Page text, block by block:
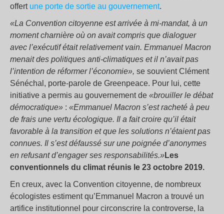
offert une porte de sortie au gouvernement.
«La Convention citoyenne est arrivée à mi-mandat, à un
moment charnière où on avait compris que dialoguer
avec l’exécutif était relativement vain. Emmanuel Macron
menait des politiques anti-climatiques et il n’avait pas
l’intention de réformer l’économie», se souvient Clément
Sénéchal, porte-parole de Greenpeace. Pour lui, cette
initiative a permis au gouvernement de «brouiller le débat
démocratique» : «Emmanuel Macron s’est racheté à peu
de frais une vertu écologique. Il a fait croire qu’il était
favorable à la transition et que les solutions n’étaient pas
connues. Il s’est défaussé sur une poignée d’anonymes
en refusant d’engager ses responsabilités.»Les
conventionnels du climat réunis le 23 octobre 2019.
En creux, avec la Convention citoyenne, de nombreux
écologistes estiment qu’Emmanuel Macron a trouvé un
artifice institutionnel pour circonscrire la controverse, la